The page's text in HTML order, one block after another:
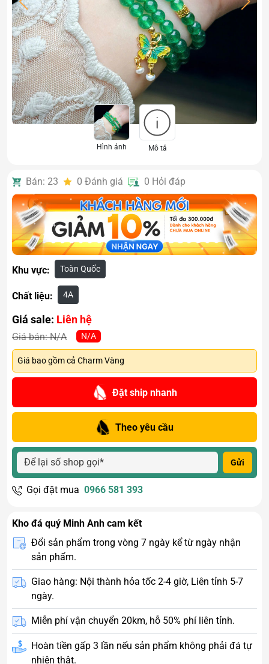
Hình ảnh Mô tả
Bán: 23 0 Đánh giá 0 Hỏi đáp
Khu vực: Toàn Quốc
Chất liệu: 4A
Giá sale: Liên hệ
Giá bán:N/A N/A
Giá bao gồm cả Charm Vàng
Đặt ship nhanh
Theo yêu cầu
Gửi
Gọi đặt mua 0966 581 393
Kho đá quý Minh Anh cam kết
Đổi sản phẩm trong vòng 7 ngày kể từ ngày nhận
sản phẩm.
Giao hàng: Nội thành hỏa tốc 2-4 giờ, Liên tỉnh 5-7
ngày.
Miễn phí vận chuyển 20km, hỗ 50% phí liên tỉnh.
Hoàn tiền gấp 3 lần nếu sản phẩm không phải đá tự
nhiên thật.